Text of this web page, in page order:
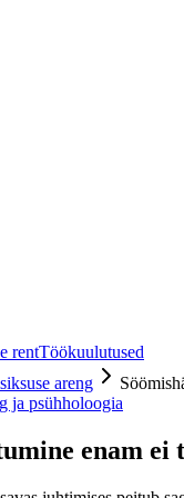
rentTöökuulutused
areng
ja psühholoogia
enam ei